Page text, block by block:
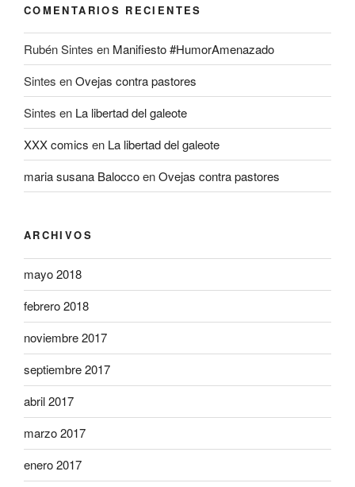
COMENTARIOS RECIENTES
Rubén Sintes en Manifiesto #HumorAmenazado
Sintes enOvejas contra pastores
Sintes en La libertad del galeote
XXX comics en La libertad del galeote
maria susana BaloccoenOvejas contra pastores
ARCHIVOS
mayo 2018
febrero 2018
noviembre 2017
septiembre 2017
abril 2017
marzo 2017
enero 2017